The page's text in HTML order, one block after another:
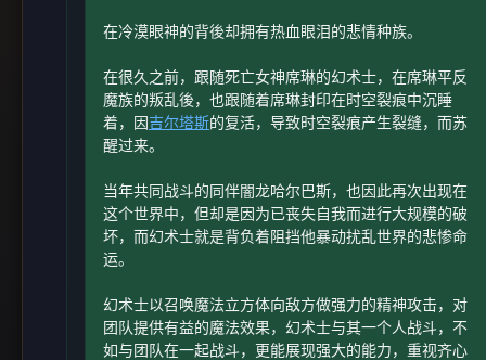
在冷漠眼神的背後却拥有热血眼泪的悲情种族。
在很久之前，跟随死亡女神席琳的幻术士，在席琳平反
魔族的叛乱後，也跟随着席琳封印在时空裂痕中沉睡
着，因吉尔塔斯的复活，导致时空裂痕产生裂缝，而苏
醒过来。
当年共同战斗的同伴闇龙哈尔巴斯，也因此再次出现在
这个世界中，但却是因为已丧失自我而进行大规模的破
坏，而幻术士就是背负着阻挡他暴动扰乱世界的悲惨命
运。
幻术士以召唤魔法立方体向敌方做强力的精神攻击，对
团队提供有益的魔法效果，幻术士与其一个人战斗，不
如与团队在一起战斗，更能展现强大的能力，重视齐心